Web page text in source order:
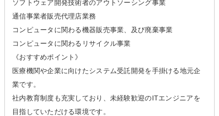
ソフトウェア開発技術者のアウトソーシング事業
通信事業者販売代理店業務
コンピュータに関わる機器販売事業、及び廃棄事業
コンピュータに関わるリサイクル事業
《おすすめポイント》
医療機関や企業に向けたシステム受託開発を手掛ける地元企
業です。
社内教育制度も充実しており、未経験歓迎のITエンジニアを
目指していただける環境です。